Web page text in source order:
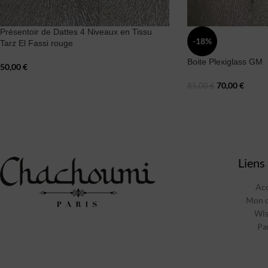
Présentoir de Dattes 4 Niveaux en Tissu
Tarz El Fassi rouge
50,00€
-18%
Boite Plexiglass GM
70,00€
Mon